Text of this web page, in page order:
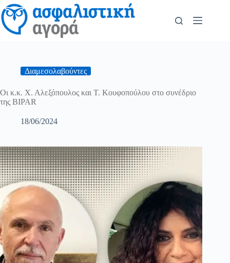
Διαμεσολαβούντες
Οι κ.κ. Χ. Αλεξόπουλος και Τ. Κουφοπούλου στο συνέδριο
της BIPAR
18/06/2024